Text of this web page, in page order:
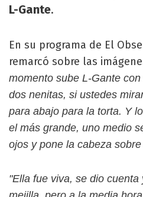
L-Gante.
En su programa de El
remarcó sobre las
momento sube L-Gante
dos nenitas, si ustedes
para abajo para la torta. Y
el más grande, uno medio
ojos y pone la cabeza
"Ella fue viva, se dio